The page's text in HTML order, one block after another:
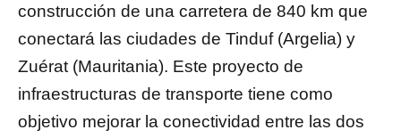
construcción de una carretera de 840 km que
conectará las ciudades de Tinduf (Argelia) y
Zuérat (Mauritania). Este proyecto de
infraestructuras de transporte tiene como
objetivo mejorar la conectividad entre las dos